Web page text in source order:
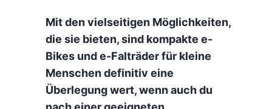
Mit den vielseitigen Möglichkeiten,
die sie bieten, sind kompakte e-
Bikes und e-Falträder für kleine
Menschen definitiv eine
Überlegung wert, wenn auch du